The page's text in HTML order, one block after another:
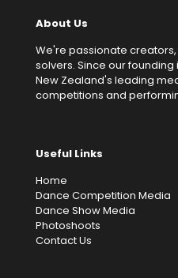
About Us
We're passionate
solvers. Since our
New Zealand's leading
competitions and
Useful Links
Home
Dance Competition Media
Dance Show Media
Photoshoots
Contact Us